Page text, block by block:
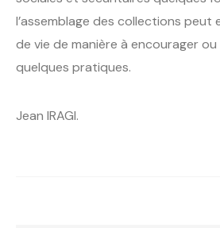
l’assemblage des collections peut
de vie de manière à encourager
quelques pratiques.
Jean IRAGI.